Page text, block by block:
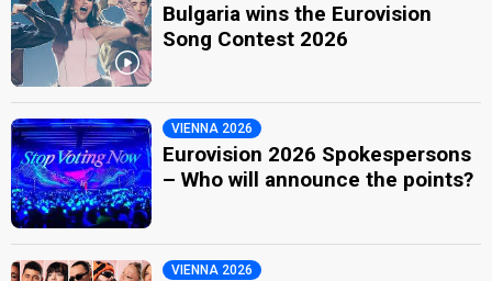
Bulgaria wins the Eurovision
Song Contest 2026
VIENNA 2026
Eurovision 2026 Spokespersons
– Who will announce the points?
VIENNA 2026